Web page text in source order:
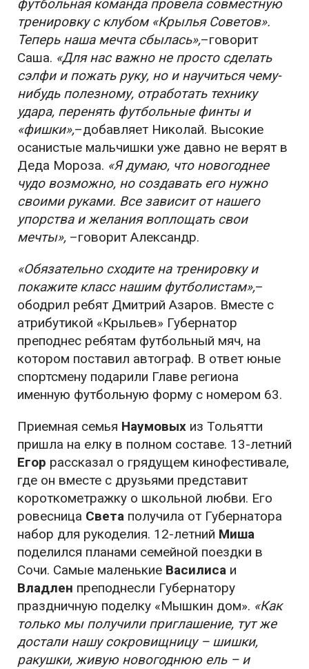
футбольная команда провела совместную
тренировку с клубом «Крылья Советов».
Теперь наша мечта сбылась»,–говорит
Саша. «Для нас важно не просто сделать
сэлфи и пожать руку, но и научиться чему-
нибудь полезному, отработать технику
удара, перенять футбольные финты и
«фишки»,–добавляет Николай. Высокие
осанистые мальчишки уже давно не верят в
Деда Мороза. «Я думаю, что новогоднее
чудо возможно, но создавать его нужно
своими руками. Все зависит от нашего
упорства и желания воплощать свои
мечты», –говорит Александр.
«Обязательно сходите на тренировку и
покажите класс нашим футболистам»,–
ободрил ребят Дмитрий Азаров. Вместе с
атрибутикой «Крыльев» Губернатор
преподнес ребятам футбольный мяч, на
котором поставил автограф. В ответ юные
спортсмену подарили Главе региона
именную футбольную форму с номером 63.
Приемная семья Наумовых из Тольятти
пришла на елку в полном составе. 13-летний
Егор рассказал о грядущем кинофестивале,
где он вместе с друзьями представит
короткометражку о школьной любви. Его
ровесница Света получила от Губернатора
набор для рукоделия. 12-летний Миша
поделился планами семейной поездки в
Сочи. Самые маленькие Василиса и
Владлен преподнесли Губернатору
праздничную поделку «Мышкин дом». «Как
только мы получили приглашение, тут же
достали нашу сокровищницу – шишки,
ракушки, живую новогоднюю ель – и